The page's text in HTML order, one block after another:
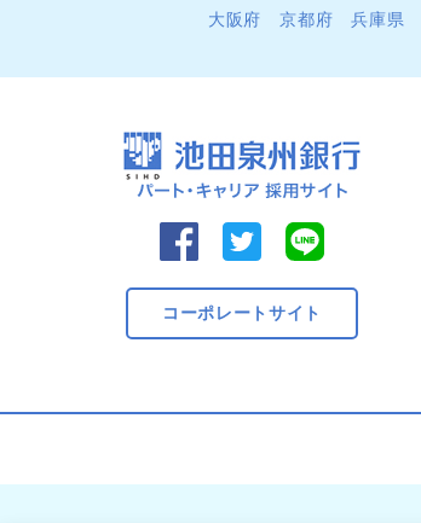
大阪府
京都府 兵庫県
コーポレートサイト